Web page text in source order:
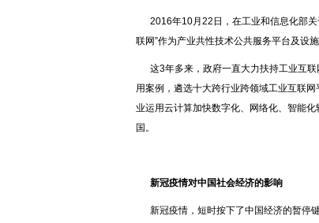
2016年10月22日，在工业和信息化部
联网”作为产业共性技术公共服务平台及设
这3年多来，政府一直大力扶持工业互
用案例，遴选十大跨行业跨领域工业互联
业运用云计算加快数字化、网络化、智能
国。
新冠疫情对中国社会经济的影响
新冠疫情，短时按下了中国经济的暂停